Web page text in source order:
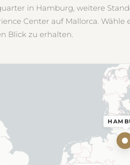
in Hamburg, weitere
Center auf Mallorca. Wähle
Blick zu erhalten.